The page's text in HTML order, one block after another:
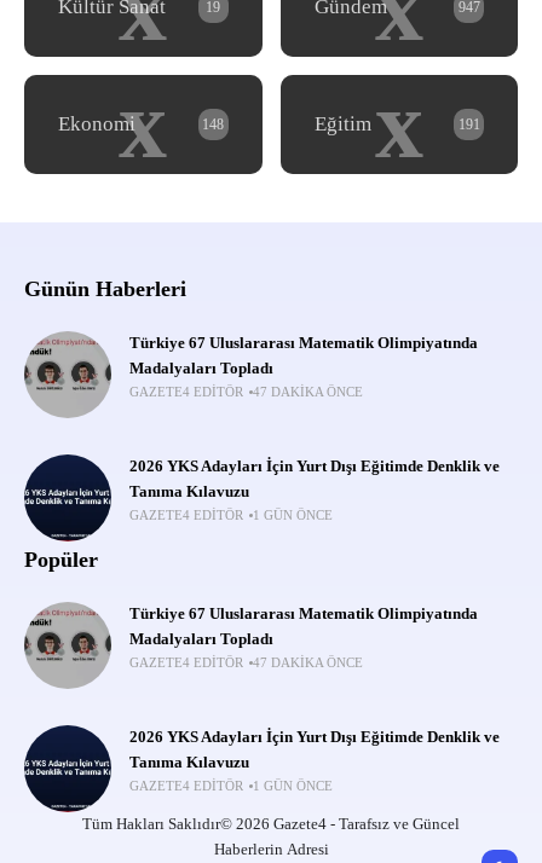
Kültür Sanat 19 Gündem 947
x
Ekonomi 148 x
Eğitim 191
Günün Haberleri
Türkiye 67 Uluslararası Matematik Olimpiyatında
Madalyaları Topladı
GAZETE4 EDITÖR 47 DAKIKA ÖNCE
2026 YKS Adayları İçin Yurt Dışı Eğitimde Denklik ve
Tanıma Kılavuzu
GAZETE4 EDITÖR 1 GÜN ÖNCE
Popüler
Türkiye 67 Uluslararası Matematik Olimpiyatında
Madalyaları Topladı
GAZETE4 EDITÖR 47 DAKIKA ÖNCE
2026 YKS Adayları İçin Yurt Dışı Eğitimde Denklik ve
Tanıma Kılavuzu
GAZETE4 EDITÖR 1 GÜN ÖNCE
Tüm Hakları Saklıdır© 2026 Gazete4 - Tarafsız ve Güncel
Haberlerin Adresi